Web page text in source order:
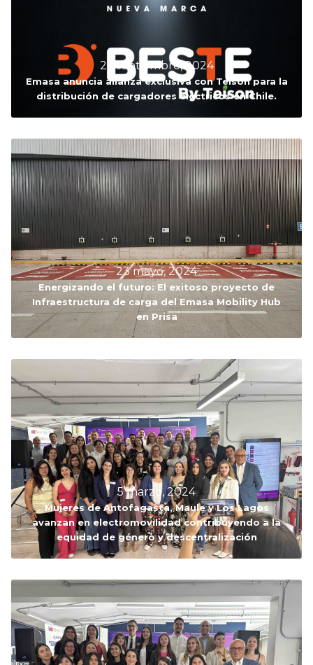
26 septiembre, 2024
Emasa anuncia alianza exclusiva con Teison para la
distribución de cargadores eléctricos en Chile.
23 mayo, 2024
Energizando el futuro: El exitoso proyecto de
Infraestructura de carga del Emasa Mobility Hub
en Prisa
5 marzo, 2024
Mujeres de Antofagasta, Maule y Los Lagos
avanzan en electromovilidad contribuyendo a la
equidad de género y descentralización